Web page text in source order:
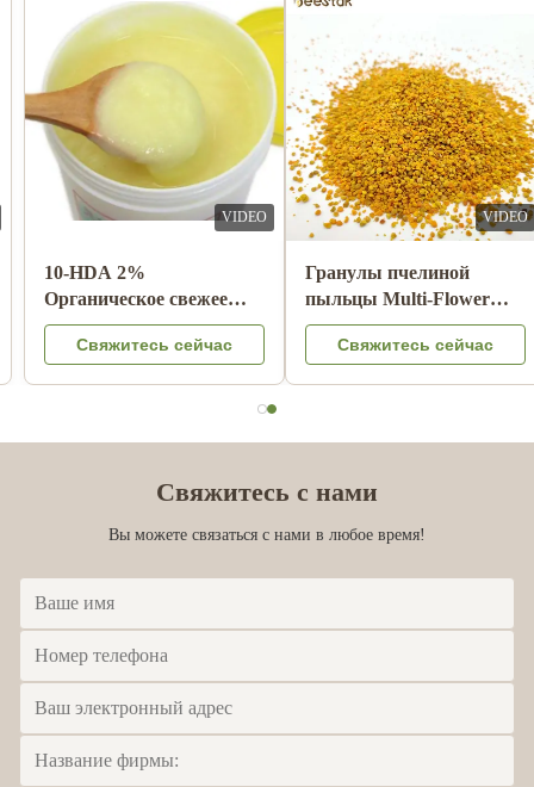
Jun 12.2024
I received the items, it's amazing, the quantity is very high, I will
make an order again very soon.
VIDEO
Оптовая торговля
натуральным пчелиным
медом Сидрный мед
100% натуральные
продукты пчелы из
Свяжитесь сейчас
VIDEO
10-HDA 2%
Органическое свежее
маточное молочко
натуральное пищевое
Свяжитесь сейчас
Свяжитесь с нами
Вы можете связаться с нами в любое время!